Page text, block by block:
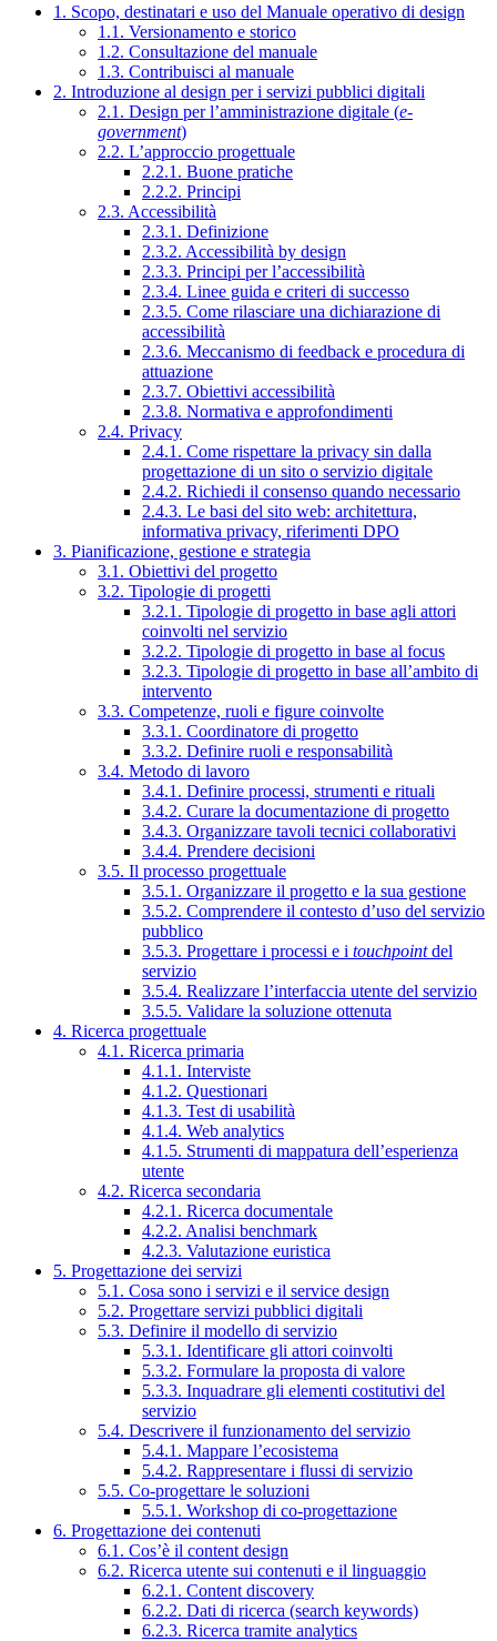
1. Scopo, destinatari e uso del Manuale operativo di design
1.1. Versionamento e storico
1.2. Consultazione del manuale
1.3. Contribuisci al manuale
2. Introduzione al design per i servizi pubblici digitali
2.1. Design per l’amministrazione digitale (e-
government)
2.2. L’approccio progettuale
2.2.1. Buone pratiche
2.2.2. Principi
2.3. Accessibilità
2.3.1. Definizione
2.3.2. Accessibilità by design
2.3.3. Principi per l’accessibilità
2.3.4. Linee guida e criteri di successo
2.3.5. Come rilasciare una dichiarazione di
accessibilità
2.3.6. Meccanismo di feedback e procedura di
attuazione
2.3.7. Obiettivi accessibilità
2.3.8. Normativa e approfondimenti
2.4. Privacy
2.4.1. Come rispettare la privacy sin dalla
progettazione di un sito o servizio digitale
2.4.2. Richiedi il consenso quando necessario
2.4.3. Le basi del sito web: architettura,
informativa privacy, riferimenti DPO
3. Pianificazione, gestione e strategia
3.1. Obiettivi del progetto
3.2. Tipologie di progetti
3.2.1. Tipologie di progetto in base agli attori
coinvolti nel servizio
3.2.2. Tipologie di progetto in base al focus
3.2.3. Tipologie di progetto in base all’ambito di
intervento
3.3. Competenze, ruoli e figure coinvolte
3.3.1. Coordinatore di progetto
3.3.2. Definire ruoli e responsabilità
3.4. Metodo di lavoro
3.4.1. Definire processi, strumenti e rituali
3.4.2. Curare la documentazione di progetto
3.4.3. Organizzare tavoli tecnici collaborativi
3.4.4. Prendere decisioni
3.5. Il processo progettuale
3.5.1. Organizzare il progetto e la sua gestione
3.5.2. Comprendere il contesto d’uso del servizio
pubblico
3.5.3. Progettare i processi e i touchpointdel
servizio
3.5.4. Realizzare l’interfaccia utente del servizio
3.5.5. Validare la soluzione ottenuta
4. Ricerca progettuale
4.1. Ricerca primaria
4.1.1. Interviste
4.1.2. Questionari
4.1.3. Test di usabilità
4.1.4. Web analytics
4.1.5. Strumenti di mappatura dell’esperienza
utente
4.2. Ricerca secondaria
4.2.1. Ricerca documentale
4.2.2. Analisi benchmark
4.2.3. Valutazione euristica
5. Progettazione dei servizi
5.1. Cosa sono i servizi e il service design
5.2. Progettare servizi pubblici digitali
5.3. Definire il modello di servizio
5.3.1. Identificare gli attori coinvolti
5.3.2. Formulare la proposta di valore
5.3.3. Inquadrare gli elementi costitutivi del
servizio
5.4. Descrivere il funzionamento del servizio
5.4.1. Mappare l’ecosistema
5.4.2. Rappresentare i flussi di servizio
5.5. Co-progettare le soluzioni
5.5.1. Workshop di co-progettazione
6. Progettazione dei contenuti
6.1. Cos’è il content design
6.2. Ricerca utente sui contenuti e il linguaggio
6.2.1. Content discovery
6.2.2. Dati di ricerca (search keywords)
6.2.3. Ricerca tramite analytics